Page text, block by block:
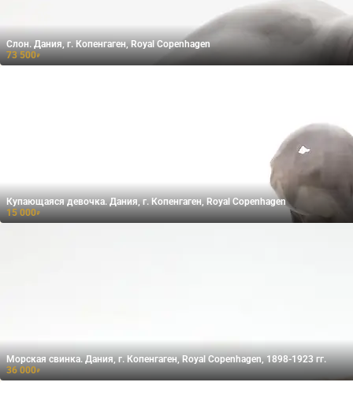
Слон. Дания, г. Копенгаген, Royal Copenhagen
73 500₽
Купающаяся девочка. Дания, г. Копенгаген, Royal Copenhagen
15 000₽
Морская свинка. Дания, г. Копенгаген, Royal Copenhagen, 1898-1923 гг.
36 000₽